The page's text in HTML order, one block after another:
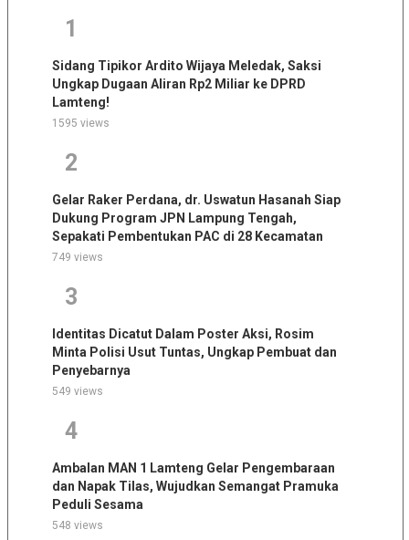
1
Sidang Tipikor Ardito Wijaya Meledak, Saksi
Ungkap Dugaan Aliran Rp2 Miliar ke DPRD
Lamteng!
1595 views
2
Gelar Raker Perdana, dr. Uswatun Hasanah Siap
Dukung Program JPN Lampung Tengah,
Sepakati Pembentukan PAC di 28 Kecamatan
749 views
3
Identitas Dicatut Dalam Poster Aksi, Rosim
Minta Polisi Usut Tuntas, Ungkap Pembuat dan
Penyebarnya
549 views
4
Ambalan MAN 1 Lamteng Gelar Pengembaraan
dan Napak Tilas, Wujudkan Semangat Pramuka
Peduli Sesama
548 views